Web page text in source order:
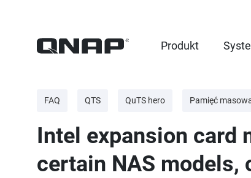
Produkt
FAQ QTS QuTS hero Pamięć
Intel expansion card
certain NAS models,